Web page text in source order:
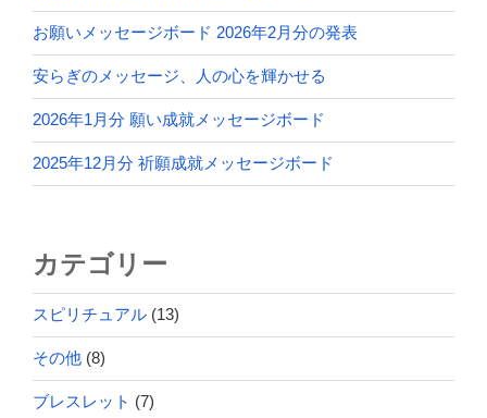
お願いメッセージボード 2026年2月分の発表
安らぎのメッセージ、人の心を輝かせる
2026年1月分 願い成就メッセージボード
2025年12月分 祈願成就メッセージボード
カテゴリー
スピリチュアル (13)
その他 (8)
ブレスレット (7)